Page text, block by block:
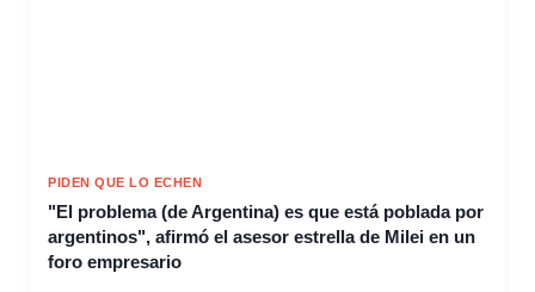
PIDEN QUE LO ECHEN
"El problema (de Argentina) es que está poblada por
argentinos", afirmó el asesor estrella de Milei en un
foro empresario